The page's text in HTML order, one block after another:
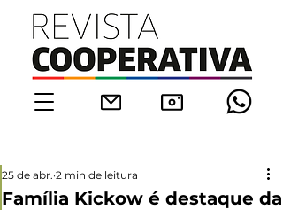
Família Kickow é destaque da
25 de abr. 2 min de leitura